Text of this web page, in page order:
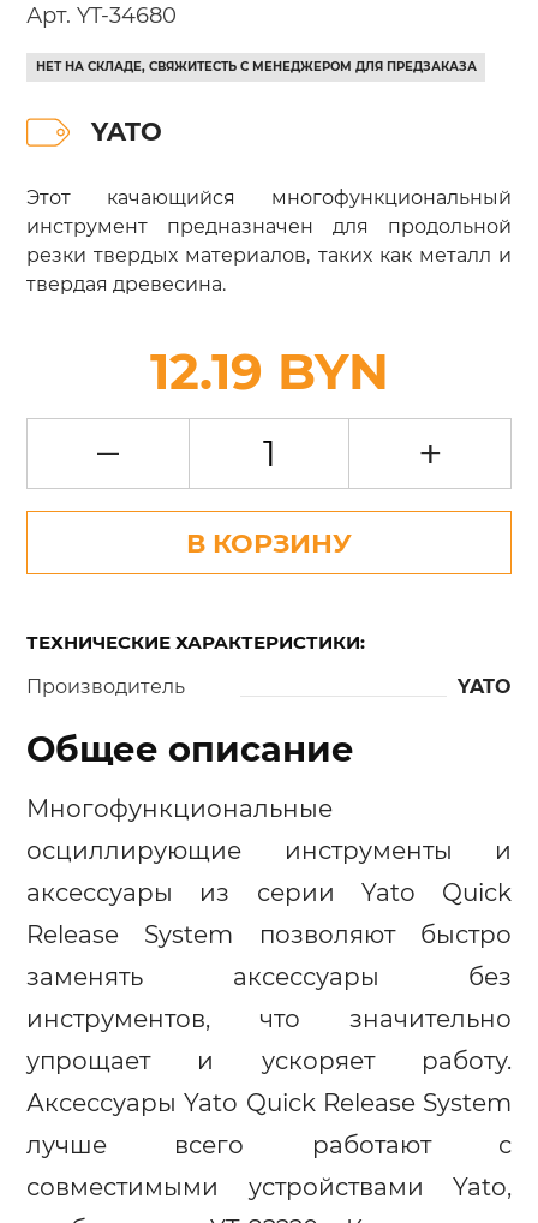
Арт. YT-34680
НЕТ НА СКЛАДЕ, СВЯЖИТЕСТЬ С МЕНЕДЖЕРОМ ДЛЯ ПРЕДЗАКАЗА
YATO
Этот качающийся многофункциональный
инструмент предназначен для продольной
резки твердых материалов, таких как металл и
твердая древесина.
12.19 BYN
+
–
В КОРЗИНУ
ТЕХНИЧЕСКИЕ ХАРАКТЕРИСТИКИ:
Производитель YATO
Общее описание
Многофункциональные
осциллирующие инструменты и
аксессуары из серии Yato Quick
Release System позволяют быстро
заменять аксессуары без
инструментов, что значительно
упрощает и ускоряет работу.
Аксессуары Yato Quick Release System
лучше всего работают с
совместимыми устройствами Yato,